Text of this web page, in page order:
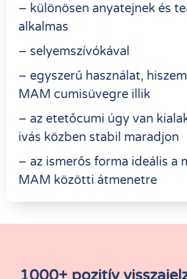
– különösen anyatejnek és
alkalmas
– selyemszívókával
– egyszerű használat,
MAM cumisüvegre illik
– az etetőcumi úgy van
ivás közben stabil maradjon
– az ismerős forma ideális a
MAM közötti átmenetre